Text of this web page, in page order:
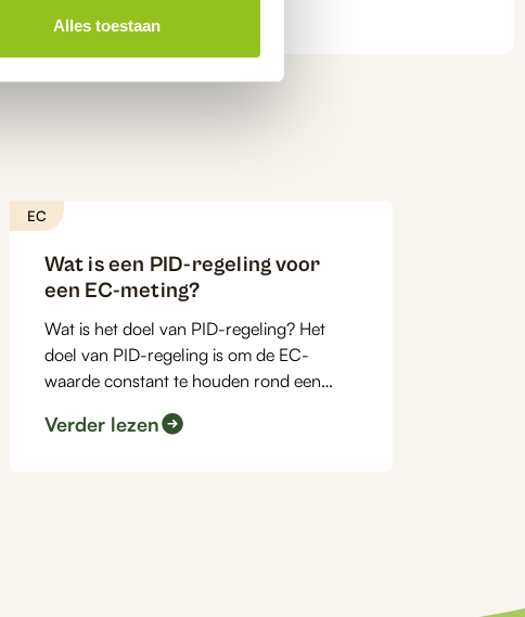
Alles toestaan
EC
Wat is een PID-regeling voor
een EC-meting?
Wat is het doel van PID-regeling? Het
doel van PID-regeling is om de EC-
waarde constant te houden rond een
Verder lezen